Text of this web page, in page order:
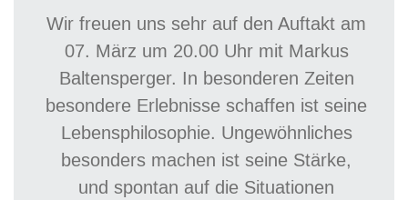
Wir freuen uns sehr auf den Auftakt am
07. März um 20.00 Uhr mit Markus
Baltensperger. In besonderen Zeiten
besondere Erlebnisse schaffen ist seine
Lebensphilosophie. Ungewöhnliches
besonders machen ist seine Stärke,
und spontan auf die Situationen